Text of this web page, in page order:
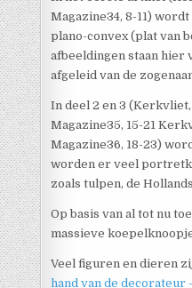
Magazine34, 8-11)
plano-convex (plat van
afbeeldingen staan hier
afgeleid van de
In deel 2 en 3
Magazine35, 15-21
Magazine36, 18-23)
worden er veel
zoals tulpen, de
Op basis van al tot nu
massieve
Veel figuren en dieren
hand van de decorateur